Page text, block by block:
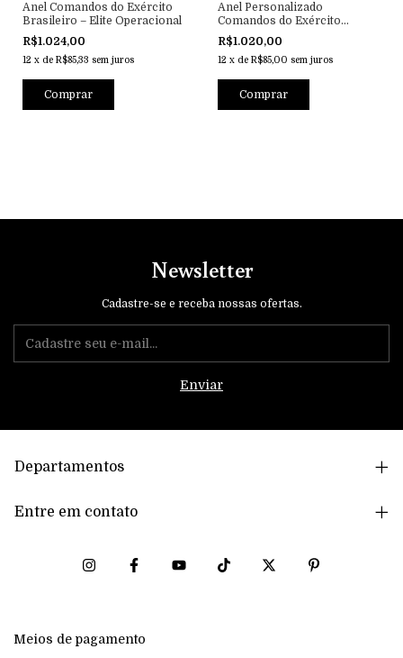
Anel Comandos do Exército
Brasileiro – Elite Operacional
R$1.024,00
12 x de R$85,33 sem juros
Comprar
Anel Personalizado
Comandos do Exército
Brasileiro – Elite Operacional
R$1.020,00
12 x de R$85,00 sem juros
Comprar
Newsletter
Cadastre-se e receba nossas ofertas.
Departamentos
Entre em contato
Meios de pagamento